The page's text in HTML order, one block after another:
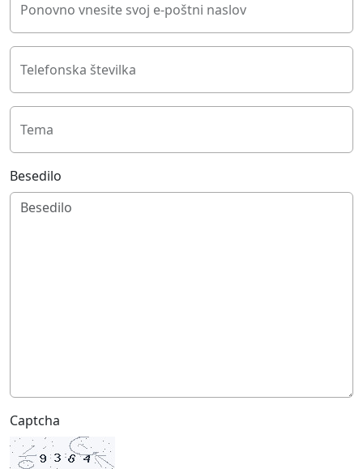
Ponovno vnesite svoj e-poštni naslov
Telefonska številka
Tema
Besedilo
Captcha